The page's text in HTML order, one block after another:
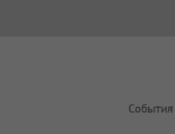
События